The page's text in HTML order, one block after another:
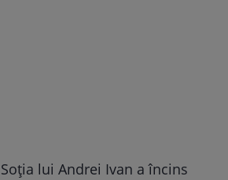
Soția lui Andrei Ivan a încins